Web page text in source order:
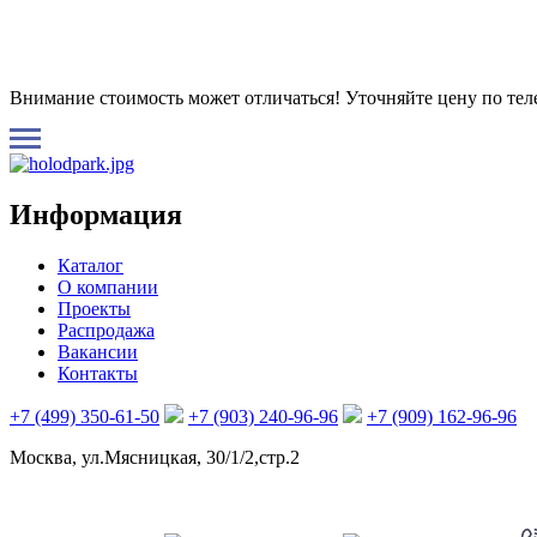
Внимание стоимость может отличаться! Уточняйте цену по
Информация
Каталог
О компании
Проекты
Распродажа
Вакансии
Контакты
+7 (499) 350-61-50 +7 (903) 240-96-96
+7 (909) 162-96-96
Москва, ул.Мясницкая, 30/1/2,стр.2